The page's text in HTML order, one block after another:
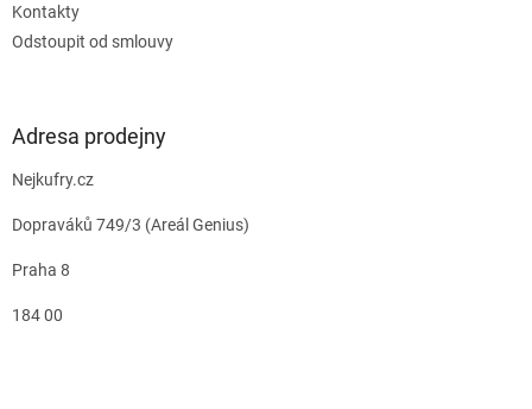
Kontakty
Odstoupit od smlouvy
Adresa prodejny
Nejkufry.cz
Dopraváků 749/3 (Areál Genius)
Praha 8
184 00